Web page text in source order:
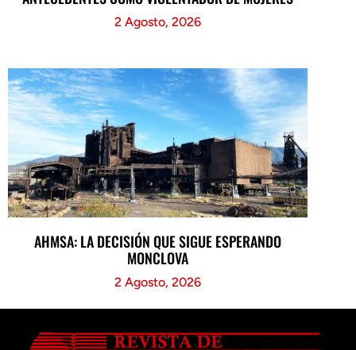
2 Agosto, 2026
AHMSA: LA DECISIÓN QUE SIGUE ESPERANDO
MONCLOVA
2 Agosto, 2026